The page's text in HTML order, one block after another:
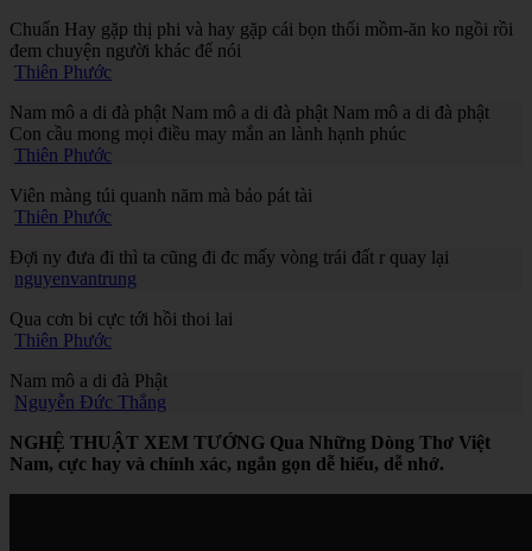
Chuẩn Hay gặp thị phi và hay gặp cái bọn thối mồm-ăn ko ngồi rồi
đem chuyện người khác để nói
Thiên Phước
Nam mô a di đà phật Nam mô a di đà phật Nam mô a di đà phật
Con cầu mong mọi điều may mắn an lành hạnh phúc
Thiên Phước
Viên màng túi quanh năm mà bảo pát tài
Thiên Phước
Đợi ny đưa đi thì ta cũng đi đc mấy vòng trái đất r quay lại
nguyenvantrung
Qua cơn bi cực tới hồi thoi lai
Thiên Phước
Nam mô a di đà Phật
Nguyễn Đức Thắng
NGHỆ THUẬT XEM TƯỚNG Qua Những Dòng Thơ Việt
Nam, cực hay và chính xác, ngắn gọn dễ hiểu, dễ nhớ.